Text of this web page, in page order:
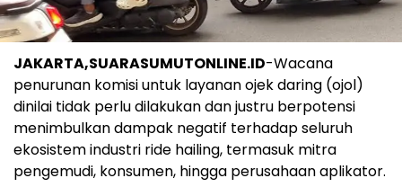
JAKARTA,SUARASUMUTONLINE.ID-Wacana
penurunan komisi untuk layanan ojek daring (ojol)
dinilai tidak perlu dilakukan dan justru berpotensi
menimbulkan dampak negatif terhadap seluruh
ekosistem industri ride hailing, termasuk mitra
pengemudi, konsumen, hingga perusahaan aplikator.